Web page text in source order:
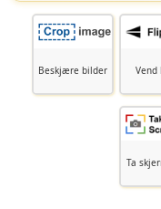
Beskjære bilder Vend
Ta